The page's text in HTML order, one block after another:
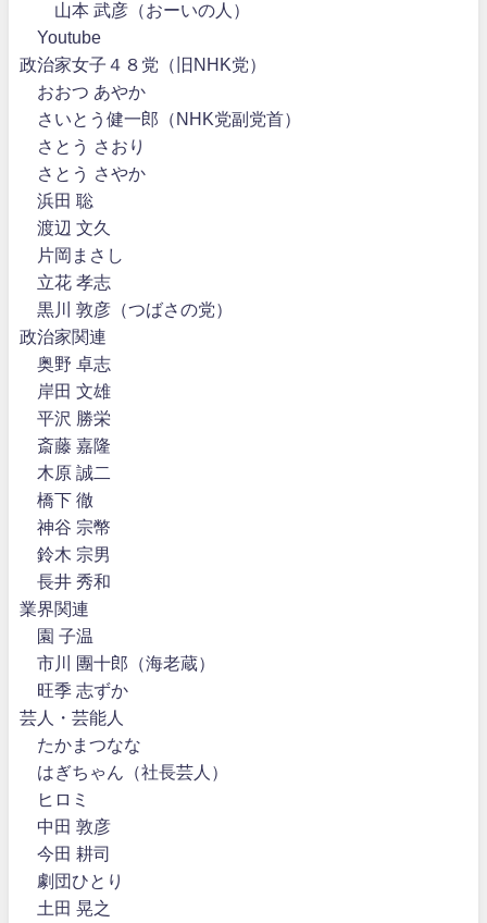
山本 武彦（おーいの人）
Youtube
政治家女子４８党（旧NHK党）
おおつ あやか
さいとう健一郎（NHK党副党首）
さとう さおり
さとう さやか
浜田 聡
渡辺 文久
片岡まさし
立花 孝志
黒川 敦彦（つばさの党）
政治家関連
奥野 卓志
岸田 文雄
平沢 勝栄
斎藤 嘉隆
木原 誠二
橋下 徹
神谷 宗幣
鈴木 宗男
長井 秀和
業界関連
園 子温
市川 團十郎（海老蔵）
旺季 志ずか
芸人・芸能人
たかまつなな
はぎちゃん（社長芸人）
ヒロミ
中田 敦彦
今田 耕司
劇団ひとり
土田 晃之